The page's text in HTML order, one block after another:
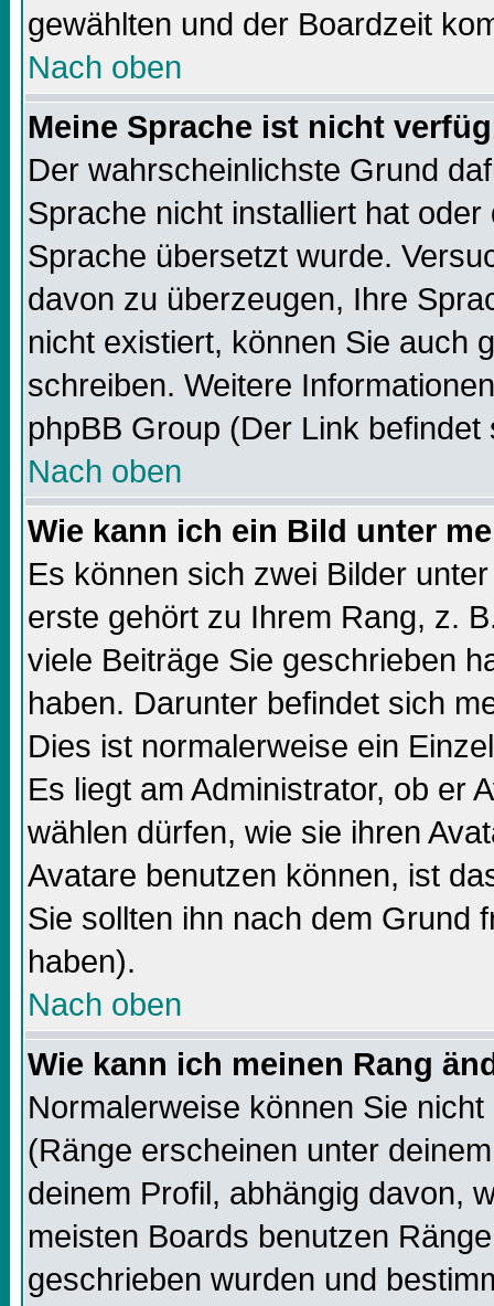
gewählten und der Boardzeit
Nach oben
Meine Sprache ist nicht
Der wahrscheinlichste Grund
Sprache nicht installiert hat
Sprache übersetzt wurde.
davon zu überzeugen, Ihre
nicht existiert, können Sie auch
schreiben. Weitere
phpBB Group (Der Link
Nach oben
Wie kann ich ein Bild unter
Es können sich zwei Bilder
erste gehört zu Ihrem Rang, z.
viele Beiträge Sie geschrieben
haben. Darunter befindet sich
Dies ist normalerweise ein
Es liegt am Administrator, ob er
wählen dürfen, wie sie ihren
Avatare benutzen können, ist
Sie sollten ihn nach dem Grund
haben).
Nach oben
Wie kann ich meinen Rang
Normalerweise können Sie
(Ränge erscheinen unter
deinem Profil, abhängig davon,
meisten Boards benutzen
geschrieben wurden und